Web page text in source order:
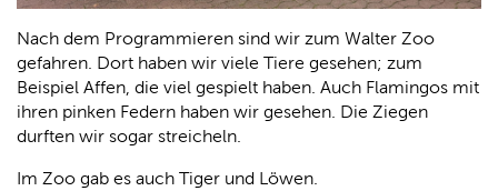
Nach dem Programmieren sind wir zum Walter Zoo
gefahren. Dort haben wir viele Tiere gesehen; zum
Beispiel Affen, die viel gespielt haben. Auch Flamingos mit
ihren pinken Federn haben wir gesehen. Die Ziegen
durften wir sogar streicheln.
Im Zoo gab es auch Tiger und Löwen.